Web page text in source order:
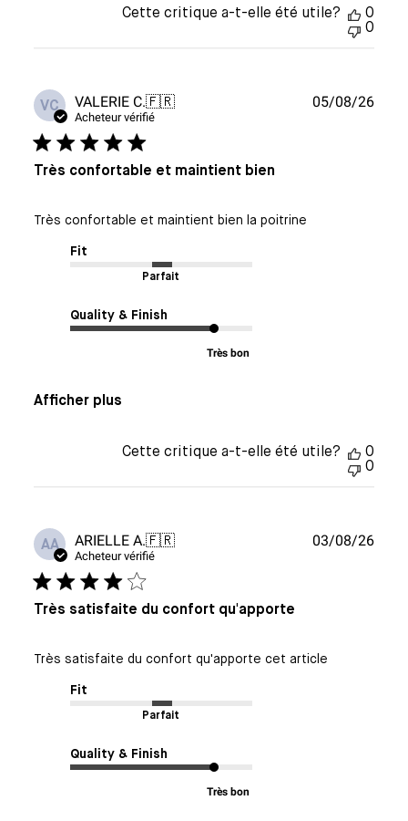
Cette critique a-t-elle été utile?
0
0
VC VALERIE C.🇫🇷
Acheteur vérifié
Très confortable et maintient bien
Très confortable et maintient bien la poitrine
Fit
Parfait
Quality & Finish
Très bon
Afficher plus
Date
05/08/26
Cette critique a-t-elle été utile?
0
0
AA ARIELLE A.🇫🇷
Acheteur vérifié
Très satisfaite du confort qu'apporte
Très satisfaite du confort qu'apporte cet article
Fit
Parfait
Quality & Finish
Très bon
Date
03/08/26